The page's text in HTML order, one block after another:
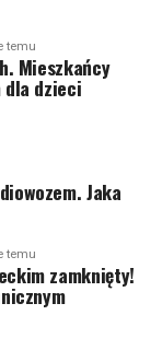
temu
Mieszkańcy
dla dzieci
Jaka
temu
zamknięty!